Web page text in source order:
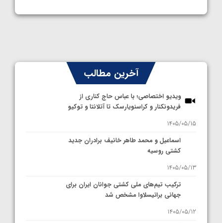
آخرین مطالب
ویدیو اختصاصی؛ با عباس حاج کناری از
فریدونکنار و کراسنویارسک تا آتلانتا و توکیو
1405/05/15
اسماعیل و محمد طاهر خانیف برادران جدید
کشتی روسیه
1405/05/13
ترکیب تیم‌های ملی کشتی جوانان ایران برای
جهانی براتیسلاوا مشخص شد
1405/05/12